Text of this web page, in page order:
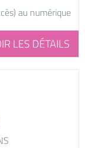
au numérique
LES DÉTAILS